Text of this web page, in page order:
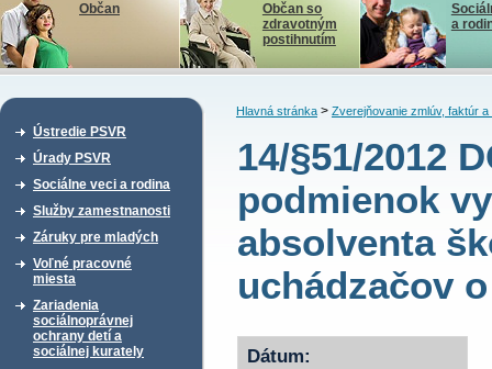
Občan
Občan so
zdravotným
postihnutím
a
Ústredie PSVR
Úrady PSVR
Sociálne veci a rodina
Služby zamestnanosti
Záruky pre mladých
Voľné pracovné
miesta
Zariadenia
sociálnoprávnej
ochrany detí a
sociálnej kurately
Hlavná stránka> Zverejňovanie zmlúv, faktúr a
14/§51/2012
podmienok
absolventa
uchádzačov
Dátum: